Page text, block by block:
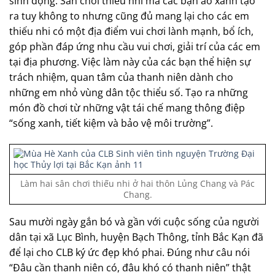
ra tuy không to nhưng cũng đủ mang lại cho các em
thiếu nhi có một địa điểm vui chơi lành mạnh, bổ ích,
góp phần đáp ứng nhu cầu vui chơi, giải trí của các em
tại địa phương. Việc làm này của các bạn thể hiện sự
trách nhiệm, quan tâm của thanh niên dành cho
những em nhỏ vùng dân tộc thiểu số. Tạo ra những
món đồ chơi từ những vật tái chế mang thông điệp
“sống xanh, tiết kiệm và bảo vệ môi trường”.
Làm hai sân chơi thiếu nhi ở hai thôn Lủng Chang và Pác
Chang.
Sau mười ngày gắn bó và gần với cuộc sống của người
dân tại xã Lục Bình, huyện Bạch Thông, tỉnh Bắc Kạn đã
để lại cho CLB ký ức đẹp khó phai. Đúng như câu nói
“Đâu cần thanh niên có, đâu khó có thanh niên” thật